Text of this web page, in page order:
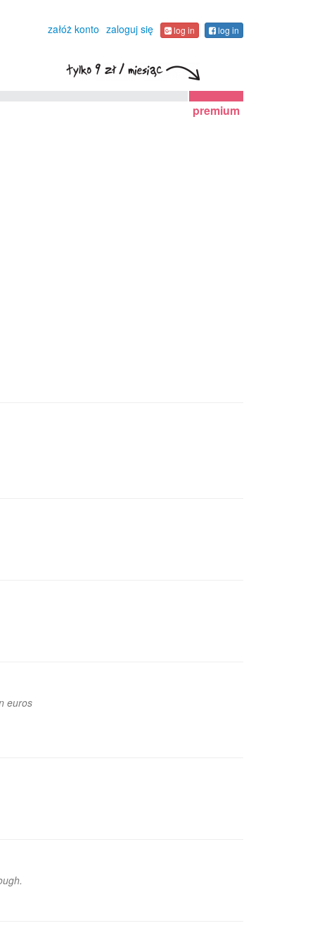
załóż konto zaloguj się log in log in
premium
euros